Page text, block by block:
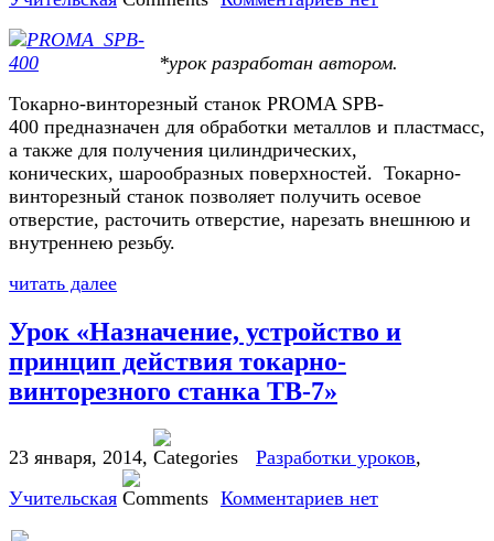
*урок разработан автором.
Токарно-винторезный станок PROMA SPB-
400 предназначен для обработки металлов и пластмасс,
а также для получения цилиндрических,
конических, шарообразных поверхностей. Токарно-
винторезный станок позволяет получить осевое
отверстие, расточить отверстие, нарезать внешнюю и
внутреннею резьбу.
читать далее
Урок «Назначение, устройство и
принцип действия токарно-
винторезного станка ТВ-7»
23 января, 2014, Разработки уроков,
Учительская
Комментариев нет